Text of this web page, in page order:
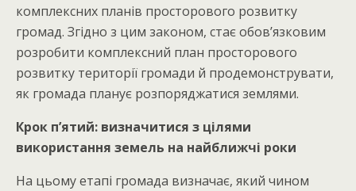
комплексних планів просторового розвитку
громад. Згідно з цим законом, стає обов’язковим
розробити комплексний план просторового
розвитку території громади й продемонструвати,
як громада планує розпоряджатися землями.
Крок п’ятий: визначитися з цілями
використання земель на найближчі роки
На цьому етапі громада визначає, який чином